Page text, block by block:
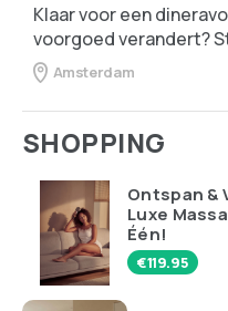
Klaar voor een
voorgoed verandert?
Amsterdam
SHOPPING
Ontspan &
Luxe
Één!
€119.95